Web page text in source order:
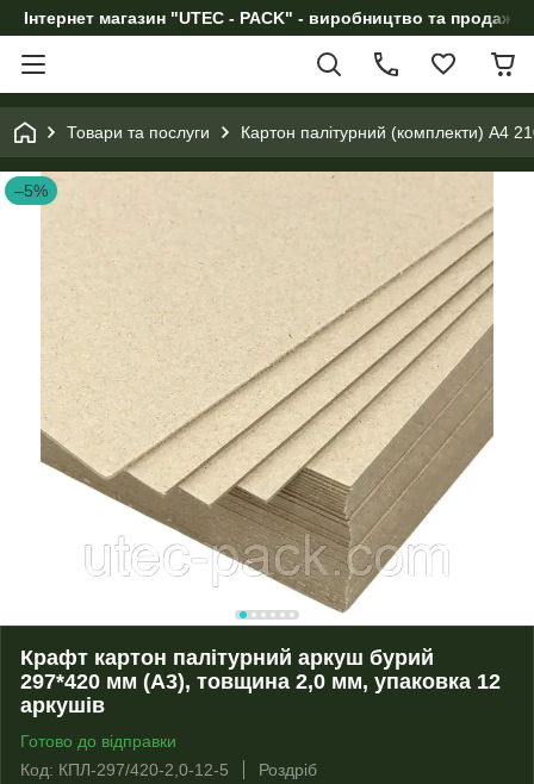
Інтернет магазин "UTEC - PACK" - виробництво та продаж
Товари та послуги Картон палітурний (комплекти) А4
–5%
Крафт картон палітурний аркуш бурий
297*420 мм (А3), товщина 2,0 мм, упаковка 12
аркушів
Готово до відправки
Код: КПЛ-297/420-2,0-12-5
Роздріб